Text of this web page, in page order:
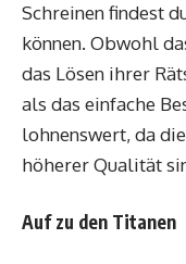
Schreinen findest
können. Obwohl
das Lösen ihrer
als das einfache
lohnenswert, da
höherer Qualität
Auf zu den Titanen